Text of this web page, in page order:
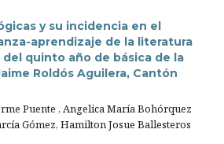
y su incidencia en el
aprendizaje de la literatura
quinto año de básica de la
Roldós Aguilera, Cantón
Puente , Angelica María Bohórquez
Gómez, Hamilton Josue Ballesteros